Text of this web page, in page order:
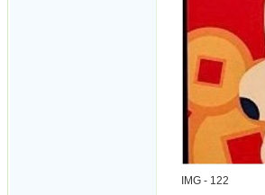
IMG - 122